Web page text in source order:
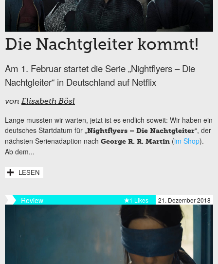
Die Nachtgleiter kommt!
Am 1. Februar startet die Serie „Nightflyers – Die
Nachtgleiter“ in Deutschland auf Netflix
von Elisabeth Bösl
Lange mussten wir warten, jetzt ist es endlich soweit: Wir haben ein
deutsches Startdatum für „Nightflyers – Die Nachtgleiter“, der
nächsten Serienadaption nach George R. R. Martin (im Shop).
Ab dem...
LESEN
Review 21. Dezember 2018
1 Likes